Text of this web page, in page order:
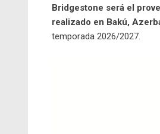
Bridgestone será el
realizado en Bakú,
temporada 2026/2027.